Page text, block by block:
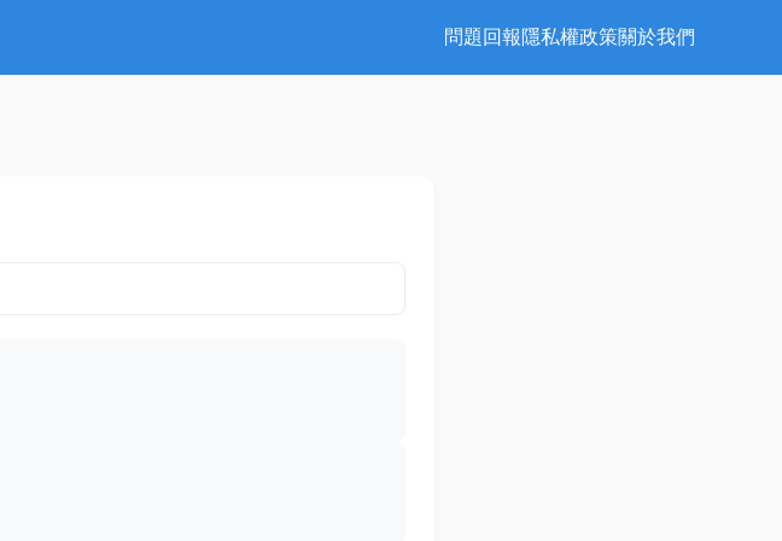
問題回報隱私權政策關於我們